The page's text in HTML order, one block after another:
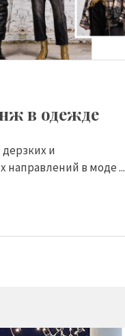
в одежде
и
направлений в моде ...